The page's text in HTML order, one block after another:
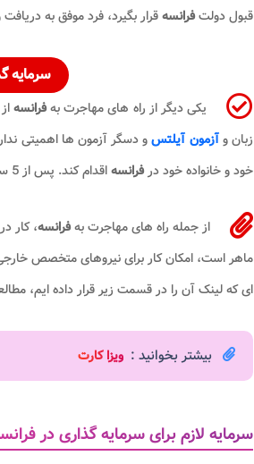
قبول دولتفرانسهقرار بگیرد، فرد موفق به
سرمایه
یکی دیگر از راه های مهاجرت بهفرانسه
زبان وآزمون آیلتس
خود و خانواده خود درفرانسهاقدام کند. پس از 5 سال فرد می تواند اقامت دائم و پس از 10 سال حق شهروندی
از جمله راه های مهاجرت بهفرانسه، کار
ماهر است، امکان کار برای نیروهای متخصص
ای که لینک آن را در قسمت زیر قرار داده ایم،
بیشتر بخوانید : ویزا کارت
سرمایه لازم برای سرمایه گذاری در